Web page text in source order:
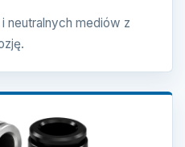
neutralnych mediów z